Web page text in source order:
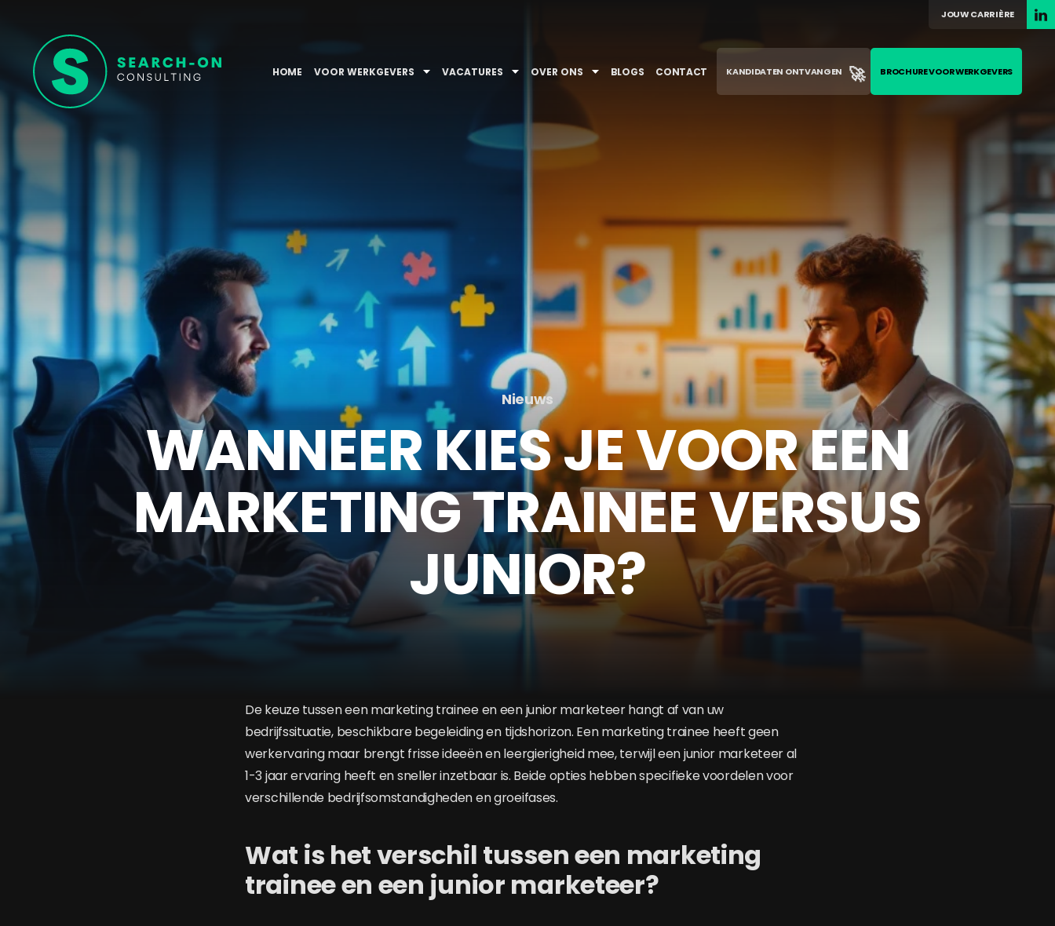
HOME VOOR WERKGEVERS VACATURES OVER ONS BLOGS CONTACT
JOUW CARRIÈRE
KANDIDATEN ONTVANGEN 🚀 BROCHURE VOOR WERKGEVERS
Nieuws
WANNEER KIES JE VOOR EEN
MARKETING TRAINEE VERSUS
JUNIOR?
De keuze tussen een marketing trainee en een junior marketeer hangt af van uw
bedrijfssituatie, beschikbare begeleiding en tijdshorizon. Een marketing trainee heeft geen
werkervaring maar brengt frisse ideeën en leergierigheid mee, terwijl een junior marketeer al
1-3 jaar ervaring heeft en sneller inzetbaar is. Beide opties hebben specifieke voordelen voor
verschillende bedrijfsomstandigheden en groeifases.
Wat is het verschil tussen een marketing
trainee en een junior marketeer?